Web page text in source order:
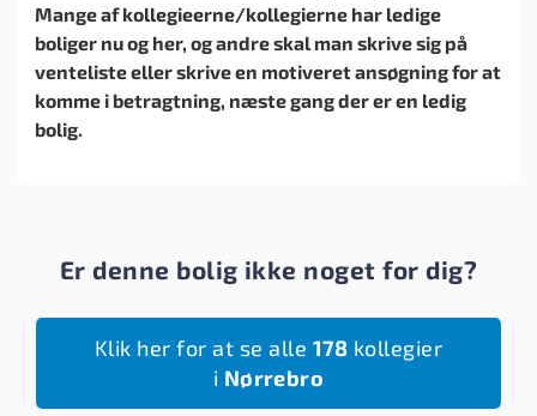
Mange af kollegieerne/kollegierne har ledige
boliger nu og her, og andre skal man skrive sig på
venteliste eller skrive en motiveret ansøgning for at
komme i betragtning, næste gang der er en ledig
bolig.
Er denne bolig ikke noget for dig?
Klik her for at se alle 178 kollegier
i Nørrebro